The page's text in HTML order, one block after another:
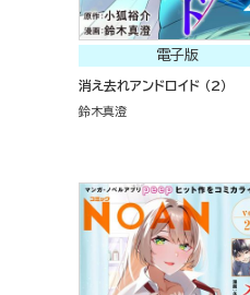
電子版
消え去れアンドロイド （2）
鈴木真澄